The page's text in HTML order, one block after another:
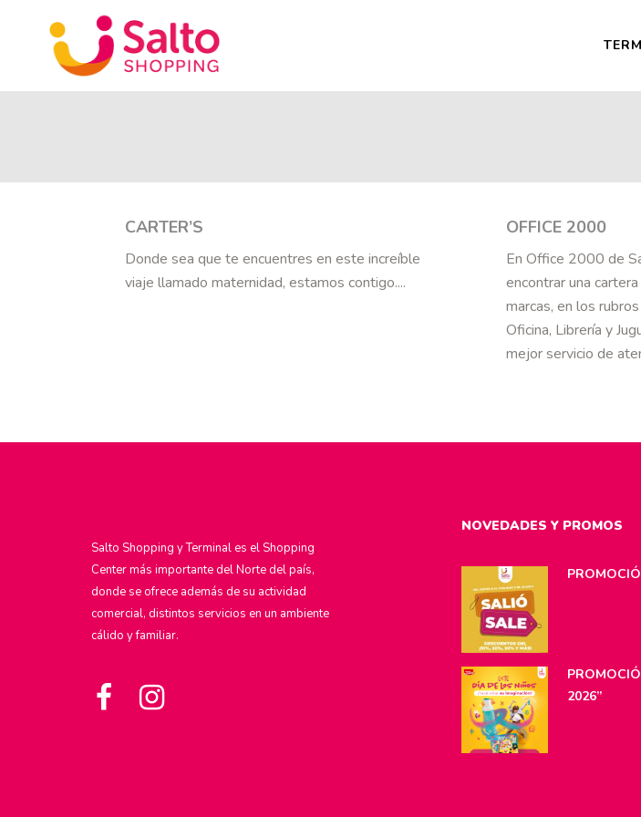
CARTER’S
Donde sea que te encuentres en este increíble
viaje llamado maternidad, estamos contigo....
OFFICE 2000
En Office 2000 de
encontrar una
marcas, en los
Oficina, Librería y
mejor servicio de
Salto Shopping y Terminal es el Shopping
Center más importante del Norte del país,
donde se ofrece además de su actividad
comercial, distintos servicios en un ambiente
cálido y familiar.
NOVEDADES Y PROMOS
2026”